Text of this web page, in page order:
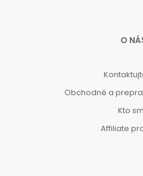
O
Obchodné a
Kto
Affiliate